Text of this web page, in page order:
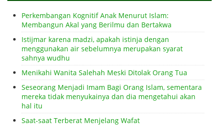
Perkembangan Kognitif Anak Menurut Islam:
Membangun Akal yang Berilmu dan Bertakwa
Istijmar karena madzi, apakah istinja dengan
menggunakan air sebelumnya merupakan syarat
sahnya wudhu
Menikahi Wanita Salehah Meski Ditolak Orang Tua
Seseorang Menjadi Imam Bagi Orang Islam, sementara
mereka tidak menyukainya dan dia mengetahui akan
hal itu
Saat-saat Terberat Menjelang Wafat